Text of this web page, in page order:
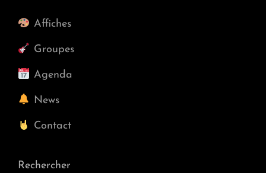
Affiches
Groupes
Agenda
News
Contact
Rechercher